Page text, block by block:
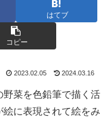
はてブ
コピー
2023.02.05 2024.03.16
菜を色鉛筆で描く活
に表現されて絵をみ